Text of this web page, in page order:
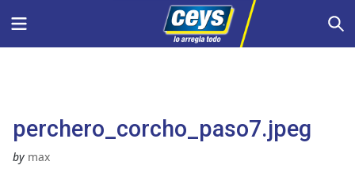
Menu
perchero_corcho_paso7.jpeg
by max